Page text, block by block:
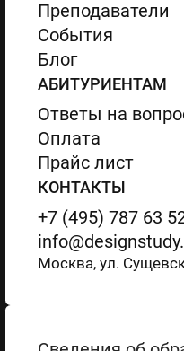
Преподаватели
События
Блог
АБИТУРИЕНТАМ
Ответы на
Оплата
Прайс лист
КОНТАКТЫ
+7 (495) 787 63
Москва, ул.